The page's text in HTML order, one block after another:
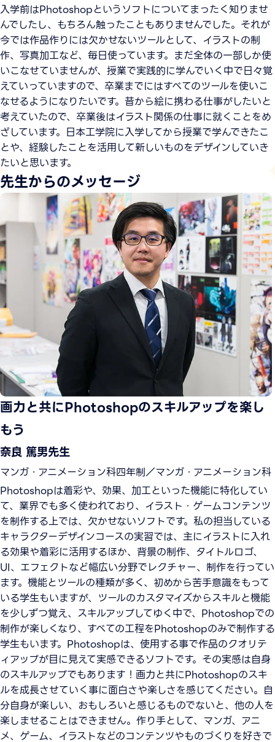
入学前はPhotoshopというソフトについてまったく知りませ
んでしたし、もちろん触ったこともありませんでした。それが
今では作品作りには欠かせないツールとして、イラストの制
作、写真加工など、毎日使っています。まだ全体の一部しか使
いこなせていませんが、授業で実践的に学んでいく中で日々覚
えていっていますので、卒業までにはすべてのツールを使いこ
なせるようになりたいです。昔から絵に携わる仕事がしたいと
考えていたので、卒業後はイラスト関係の仕事に就くことをめ
ざしています。日本工学院に入学してから授業で学んできたこ
とや、経験したことを活用して新しいものをデザインしていき
たいと思います。
先生からのメッセージ
画力と共にPhotoshopのスキルアップを楽し
もう
奈良 篤男先生
マンガ・アニメーション科四年制／マンガ・アニメーション科
Photoshopは着彩や、効果、加工といった機能に特化してい
て、業界でも多く使われており、イラスト・ゲームコンテンツ
を制作する上では、欠かせないソフトです。私の担当している
キャラクターデザインコースの実習では、主にイラストに入れ
る効果や着彩に活用するほか、背景の制作、タイトルロゴ、
UI、エフェクトなど幅広い分野でレクチャー、制作を行ってい
ます。機能とツールの種類が多く、初めから苦手意識をもって
いる学生もいますが、ツールのカスタマイズからスキルと機能
を少しずつ覚え、スキルアップしてゆく中で、Photoshopでの
制作が楽しくなり、すべての工程をPhotoshopのみで制作する
学生もいます。Photoshopは、使用する事で作品のクオリテ
ィアップが目に見えて実感できるソフトです。その実感は自身
のスキルアップでもあります！画力と共にPhotoshopのスキ
ルを成長させていく事に面白さや楽しさを感じてください。自
分自身が楽しい、おもしろいと感じるものでないと、他の人を
楽しませることはできません。作り手として、マンガ、アニ
メ、ゲーム、イラストなどのコンテンツやものづくりを好きで